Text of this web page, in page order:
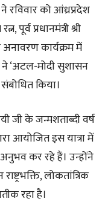
रविवार को आंध्रप्रदेश
प्रधानमंत्री श्री
अनावरण कार्यक्रम में
ने ‘अटल-मोदी सुशासन
किया।
जी के जन्मशताब्दी वर्ष
आयोजित इस यात्रा में
कर रहे हैं। उन्होंने
लोकतांत्रिक
रहा है।